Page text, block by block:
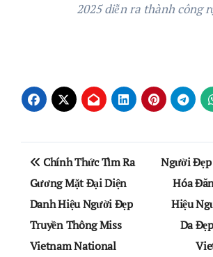
2025 diễn ra thành công
Điều
hướng
bài
viết
Chính Thức Tìm Ra
Gương Mặt Đại Diện
Danh Hiệu Người Đẹp
Truyền Thông Miss
Vietnam National
Người
Hóa
Hiệu
Da